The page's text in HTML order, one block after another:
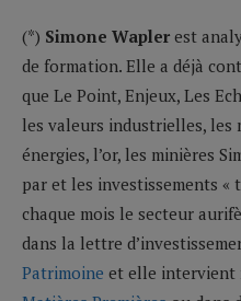
(*) Simone Wapler est
de formation. Elle a déjà
que Le Point, Enjeux, Les
les valeurs industrielles, les
énergies, l’or, les minières
par et les investissements «
chaque mois le secteur
dans la lettre
Patrimoine et elle intervient